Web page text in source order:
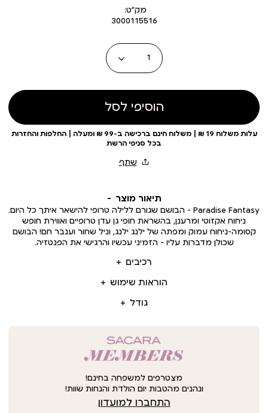
מוצרמק״ט:
3000115516
כמות
הוסיפי לסל
עלות משלוח 19 ₪ | משלוח חינם ברכישה ב-99 ₪ ומעלה | החלפות והחזרות
בכל סניפי הרשת
תיאור מוצר
רכיבים
הוראות שימוש
גודל
Paradise Fantasy – הבושם שגורם ללילה טרופי להישאר איתך כל היום.
ניחוח אקזוטי ומרענן, בהשראת חופי גן עדן טרופיים ואווירת חופש
קסומה-ניחוח עמוק ומפתה של ילנג ילנג, וניל שחור וענבר חם! הבושם
שכולן מדברות עליו – הזמיני עכשיו והרגישי את הפנטזיה.
מצטרפים למשפחה בחינם!
ונהנים מהטבות יום הולדת והנחות שוות!
התחברו למועדון